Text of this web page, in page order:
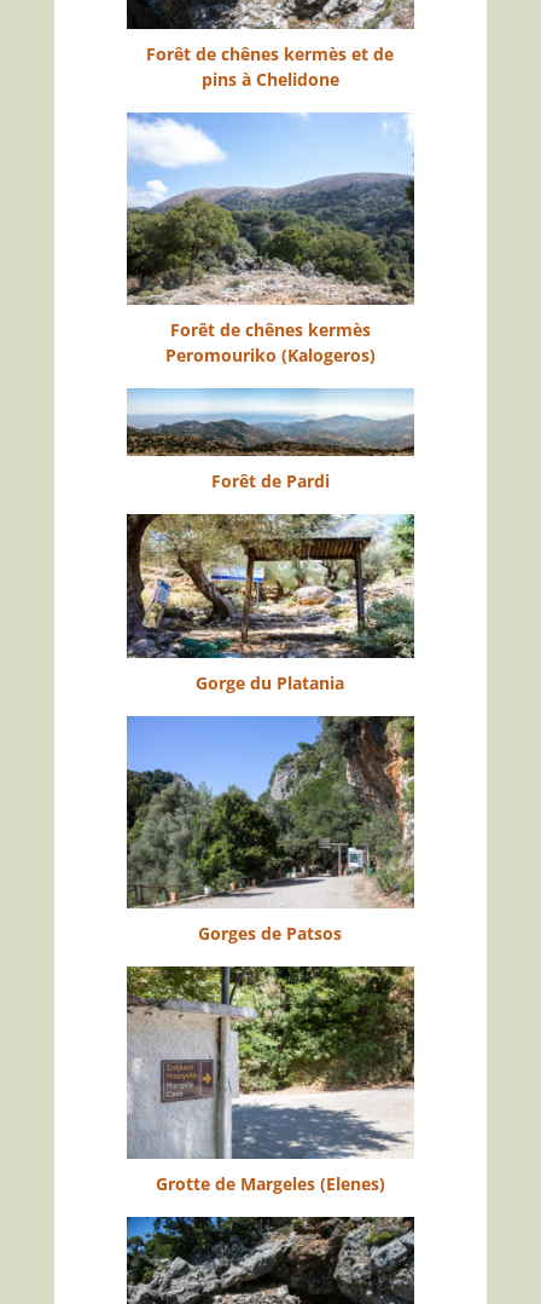
Forêt de chênes kermès et de
pins à Chelidone
Forêt de chênes kermès
Peromouriko (Kalogeros)
Forêt de Pardi
Gorge du Platania
Gorges de Patsos
Grotte de Margeles (Elenes)